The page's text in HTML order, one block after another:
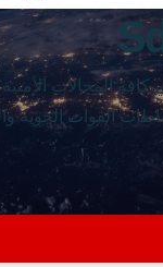
المجالات الأمنية
القوات الجوية